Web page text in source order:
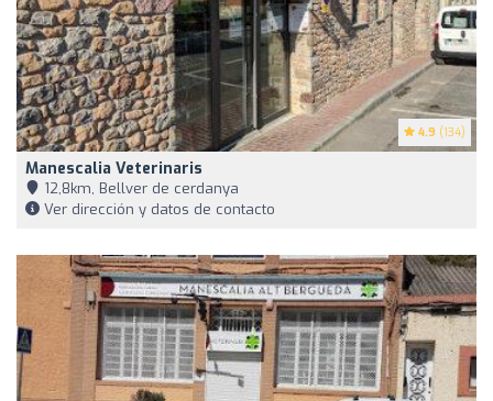
4.9 (134)
Manescalia Veterinaris
12,8km, Bellver de cerdanya
Ver dirección y datos de contacto